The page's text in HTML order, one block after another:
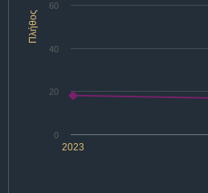
Πλήθος
2023
0
20
40
60